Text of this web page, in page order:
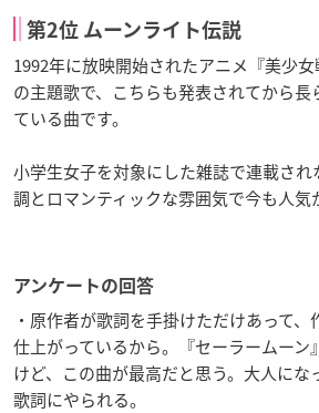
第2位 ムーンライト伝説
1992年に放映開始されたアニメ『美少女
の主題歌で、こちらも発表されてから
ている曲です。
小学生女子を対象にした雑誌で連載さ
調とロマンティックな雰囲気で今も人気
アンケートの回答
・原作者が歌詞を手掛けただけあって
仕上がっているから。『セーラームーン
けど、この曲が最高だと思う。大人にな
歌詞にやられる。